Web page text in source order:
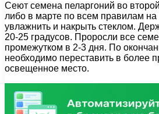
Сеют семена пеларгоний во
либо в марте по всем правилам на
увлажнить и накрыть стеклом.
20-25 градусов. Проросли все
промежутком в 2-3 дня. По
необходимо переставить в более
освещенное место.